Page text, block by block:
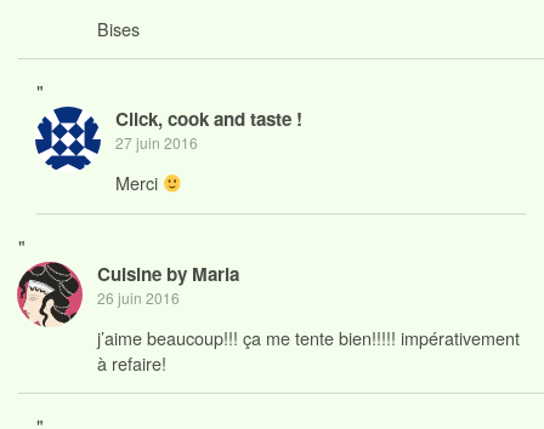
Bises
"
Click, cook and taste !
27 juin 2016
Merci
"
Cuisine by Maria
26 juin 2016
j’aime beaucoup!!! ça me tente bien!!!!! impérativement
à refaire!